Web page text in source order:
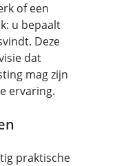
of een
u bepaalt
Deze
dat
mag zijn
ervaring.
praktische